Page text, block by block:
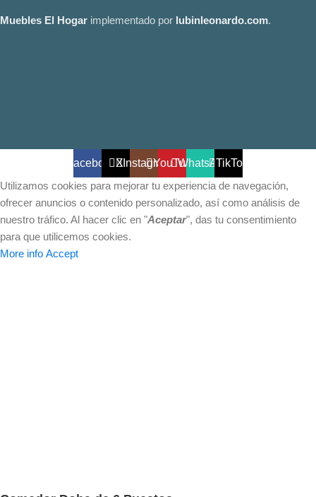
Muebles El Hogar implementado por lubinleonardo.com.
FacebookX InstagramYouTubeWhatsAppTikTok
Utilizamos cookies para mejorar tu experiencia de navegación,
ofrecer anuncios o contenido personalizado, así como análisis de
nuestro tráfico. Al hacer clic en "Aceptar", das tu consentimiento
para que utilicemos cookies.
More info Accept